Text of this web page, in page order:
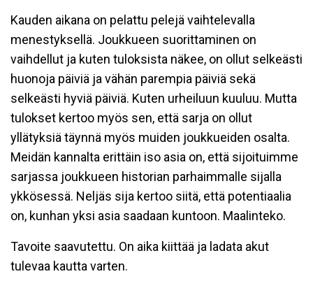
Kauden aikana on pelattu pelejä vaihtelevalla
menestyksellä. Joukkueen suorittaminen on
vaihdellut ja kuten tuloksista näkee, on ollut selkeästi
huonoja päiviä ja vähän parempia päiviä sekä
selkeästi hyviä päiviä. Kuten urheiluun kuuluu. Mutta
tulokset kertoo myös sen, että sarja on ollut
yllätyksiä täynnä myös muiden joukkueiden osalta.
Meidän kannalta erittäin iso asia on, että sijoituimme
sarjassa joukkueen historian parhaimmalle sijalla
ykkösessä. Neljäs sija kertoo siitä, että potentiaalia
on, kunhan yksi asia saadaan kuntoon. Maalinteko.
Tavoite saavutettu. On aika kiittää ja ladata akut
tulevaa kautta varten.